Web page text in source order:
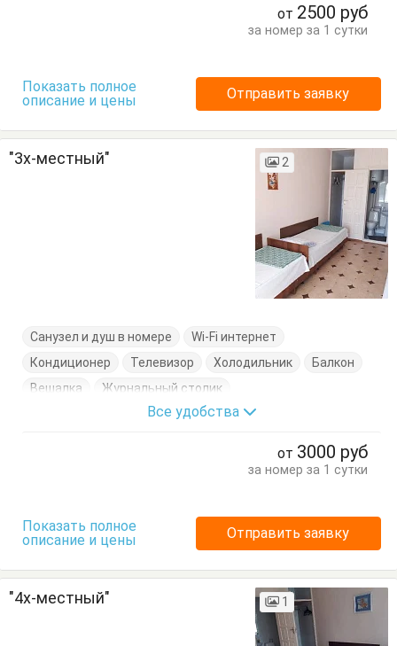
от 2500 руб
за номер за 1 сутки
Показать полное
описание и цены
Отправить заявку
"3х-местный" 2
Санузел и душ в номере
Wi-Fi интернет
Кондиционер
Телевизор Холодильник
Балкон
Вешалка
Журнальный столик
Кровати односпальные
Стулья Тумбочки
Все удобства
от 3000 руб
за номер за 1 сутки
Показать полное
описание и цены
Отправить заявку
"4х-местный" 1